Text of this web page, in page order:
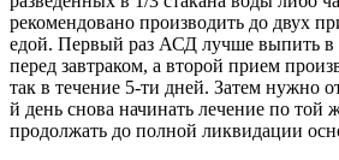
рекомендовано производить до двух
едой. Первый раз АСД лучше выпить в
перед завтраком, а второй прием
так в течение 5-ти дней. Затем нужно
й день снова начинать лечение по той
продолжать до полной ликвидации